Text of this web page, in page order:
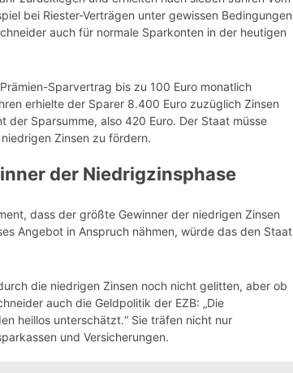
bei Riester-Verträgen unter gewissen Bedingungen
auch für normale Sparkonten in der heutigen
Sparvertrag bis zu 100 Euro monatlich
erhielte der Sparer 8.400 Euro zuzüglich Zinsen
der Sparsumme, also 420 Euro. Der Staat müsse
Zinsen zu fördern.
der Niedrigzinsphase
dass der größte Gewinner der niedrigen Zinsen
Angebot in Anspruch nähmen, würde das den Staat
die niedrigen Zinsen noch nicht gelitten, aber ob
auch die Geldpolitik der EZB: „Die
heillos unterschätzt.“ Sie träfen nicht nur
und Versicherungen.